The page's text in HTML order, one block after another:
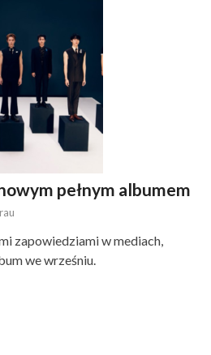
pełnym albumem
zapowiedziami w mediach,
we wrześniu.